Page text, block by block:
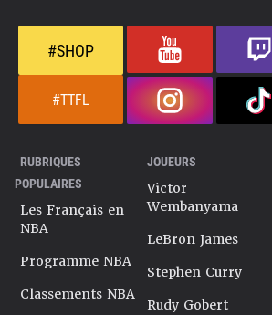
#SHOP
#TTFL
RUBRIQUES
POPULAIRES
Les Français en
NBA
Programme NBA
Classements NBA
JOUEURS
Victor
Wembanyama
LeBron James
Stephen Curry
Rudy Gobert